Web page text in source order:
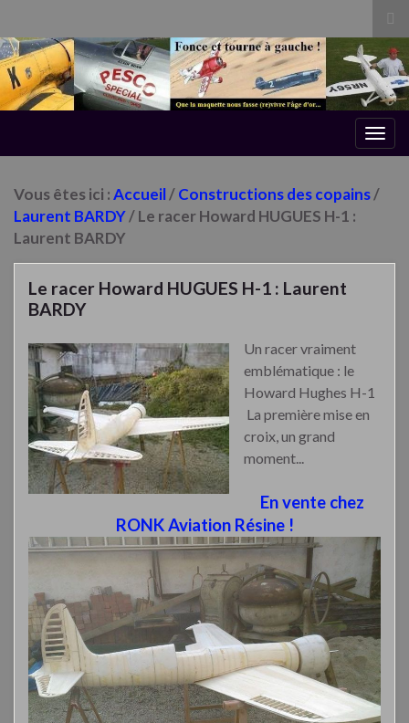
Vous êtes ici :Accueil/Constructions des copains/
Laurent BARDY/ Le racer Howard HUGUES H-1 :
Laurent BARDY
Le racer Howard HUGUES H-1 : Laurent
BARDY
Un racer vraiment
emblématique : le
Howard Hughes H-1
La première mise en
croix, un grand
moment...
En vente chez
RONK Aviation Résine !